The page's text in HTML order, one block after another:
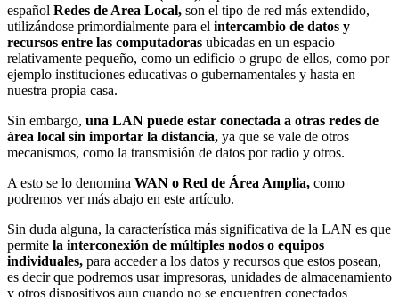
español Redes de Area Local, son el tipo de red más extendido,
utilizándose primordialmente para el intercambio de datos y
recursos entre las computadoras ubicadas en un espacio
relativamente pequeño, como un edificio o grupo de ellos, como por
ejemplo instituciones educativas o gubernamentales y hasta en
nuestra propia casa.
Sin embargo, una LAN puede estar conectada a otras redes de
área local sin importar la distancia, ya que se vale de otros
mecanismos, como la transmisión de datos por radio y otros.
A esto se lo denomina WAN o Red de Área Amplia, como
podremos ver más abajo en este artículo.
Sin duda alguna, la característica más significativa de la LAN es que
permite la interconexión de múltiples nodos o equipos
individuales, para acceder a los datos y recursos que estos posean,
es decir que podremos usar impresoras, unidades de almacenamiento
y otros dispositivos aun cuando no se encuentren conectados